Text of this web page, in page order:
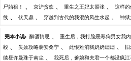
尸始祖！ 、 京沪贪欢 、 重生之王妃太嚣张 、 这样的
线 、 伏天鼎 、 穿越到古代的我混的风生水起 、 神狱
完本小说: 醉酒情思 、 重生后，我打脸恶毒狗男女我
毅 、 失效攻略裴安桑宁 、 此恨难消我奶奶烟烟 、
续昼许曼珠于南尘 、 我死后，爹娘和夫君一个都没疯江